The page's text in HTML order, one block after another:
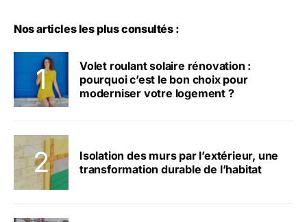
Nos articles les plus consultés :
Volet roulant solaire rénovation :
pourquoi c’est le bon choix pour
moderniser votre logement ?
Isolation des murs par l’extérieur, une
transformation durable de l’habitat